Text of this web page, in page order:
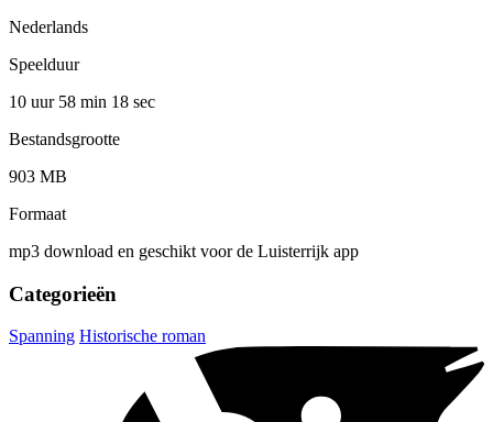
Nederlands
Speelduur
10 uur 58 min 18 sec
Bestandsgrootte
903 MB
Formaat
mp3 download en geschikt voor de Luisterrijk app
Categorieën
Spanning Historische roman